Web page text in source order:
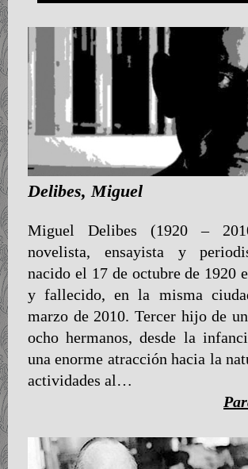
Delibes, Miguel
Miguel Delibes (1920 –
novelista, ensayista y
nacido el 17 de octubre de 1920
y fallecido, en la misma
marzo de 2010. Tercer hijo de
ocho hermanos, desde la
una enorme atracción hacia la
actividades al…